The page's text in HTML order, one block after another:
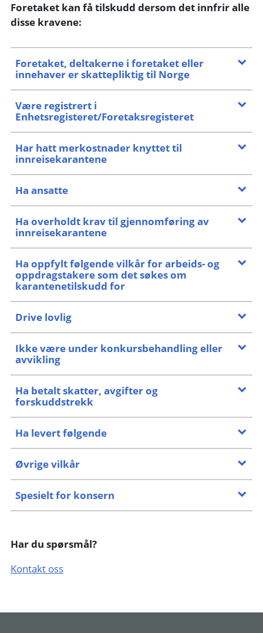
Foretaket kan få tilskudd dersom det innfrir alle
disse kravene:
Foretaket, deltakerne i foretaket eller
innehaver er skattepliktig til Norge
Være registrert i
Enhetsregisteret/Foretaksregisteret
Har hatt merkostnader knyttet til
innreisekarantene
Ha ansatte
Ha overholdt krav til gjennomføring av
innreisekarantene
Ha oppfylt følgende vilkår for arbeids- og
oppdragstakere som det søkes om
karantenetilskudd for
Drive lovlig
Ikke være under konkursbehandling eller
avvikling
Ha betalt skatter, avgifter og
forskuddstrekk
Ha levert følgende
Øvrige vilkår
Spesielt for konsern
Har du spørsmål?
Kontakt oss